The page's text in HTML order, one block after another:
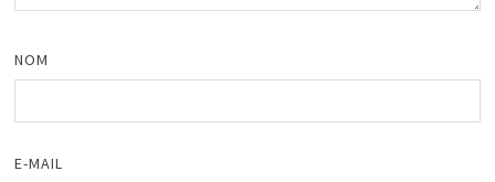
NOM
E-MAIL